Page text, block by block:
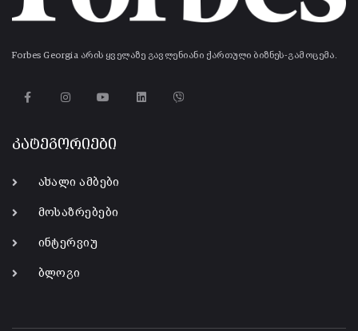
Forbes Georgia არის ყველაზე გავლენიანი ქართული ბიზნეს-გამოცემა.
კატეგორიები
ახალი ამბები
მოსაზრებები
ინტერვიუ
ბლოგი